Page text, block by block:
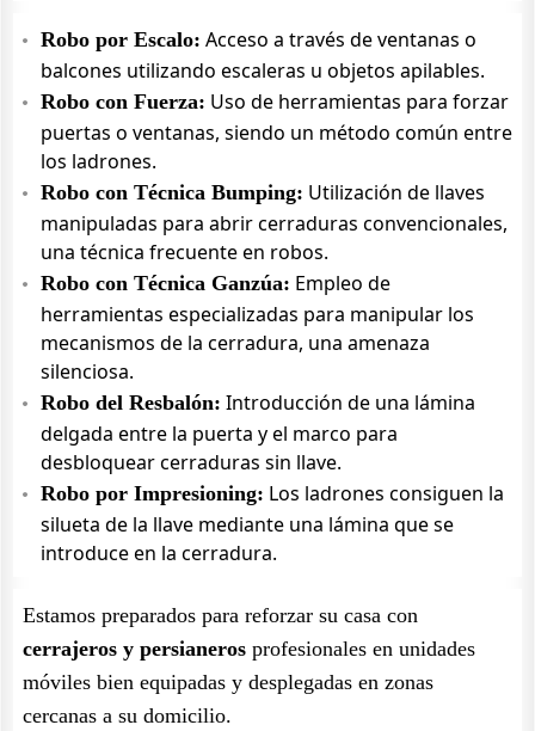
Robo por Escalo: Acceso a través de ventanas o
balcones utilizando escaleras u objetos apilables.
Robo con Fuerza: Uso de herramientas para forzar
puertas o ventanas, siendo un método común entre
los ladrones.
Robo con Técnica Bumping: Utilización de llaves
manipuladas para abrir cerraduras convencionales,
una técnica frecuente en robos.
Robo con Técnica Ganzúa: Empleo de
herramientas especializadas para manipular los
mecanismos de la cerradura, una amenaza
silenciosa.
Robo del Resbalón: Introducción de una lámina
delgada entre la puerta y el marco para
desbloquear cerraduras sin llave.
Robo por Impresioning: Los ladrones consiguen la
silueta de la llave mediante una lámina que se
introduce en la cerradura.
Estamos preparados para reforzar su casa con
cerrajeros y persianeros profesionales en unidades
móviles bien equipadas y desplegadas en zonas
cercanas a su domicilio.